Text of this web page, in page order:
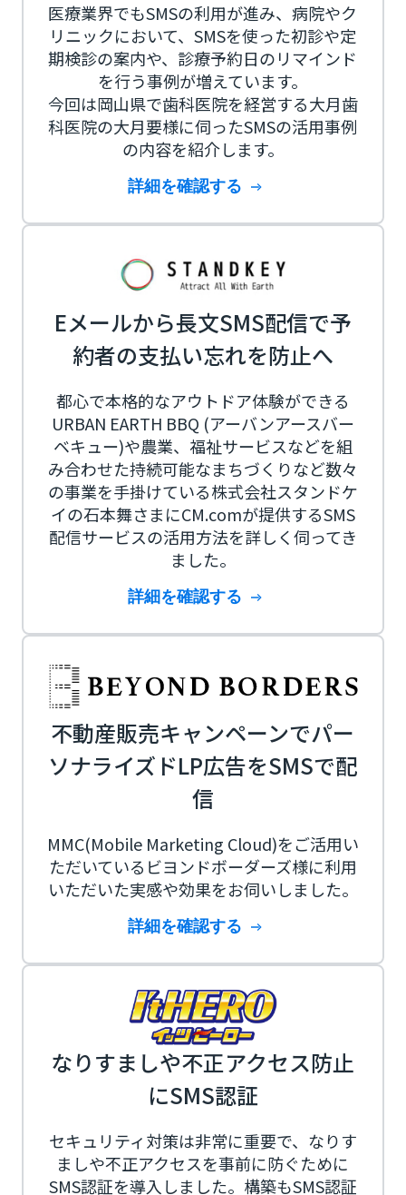
医療業界でもSMSの利用が進み、病院やク
リニックにおいて、SMSを使った初診や定
期検診の案内や、診療予約日のリマインド
を行う事例が増えています。
今回は岡山県で歯科医院を経営する大月歯
科医院の大月要様に伺ったSMSの活用事例
の内容を紹介します。
詳細を確認する
Eメールから長文SMS配信で予
約者の支払い忘れを防止へ
都心で本格的なアウトドア体験ができる
URBAN EARTH BBQ (アーバンアースバー
ベキュー)や農業、福祉サービスなどを組
み合わせた持続可能なまちづくりなど数々
の事業を手掛けている株式会社スタンドケ
イの石本舞さまにCM.comが提供するSMS
配信サービスの活用方法を詳しく伺ってき
ました。
詳細を確認する
不動産販売キャンペーンでパー
ソナライズドLP広告をSMSで配
信
MMC(Mobile Marketing Cloud)をご活用い
ただいているビヨンドボーダーズ様に利用
いただいた実感や効果をお伺いしました。
詳細を確認する
なりすましや不正アクセス防止
にSMS認証
セキュリティ対策は非常に重要で、なりす
ましや不正アクセスを事前に防ぐために
SMS認証を導入しました。構築もSMS認証